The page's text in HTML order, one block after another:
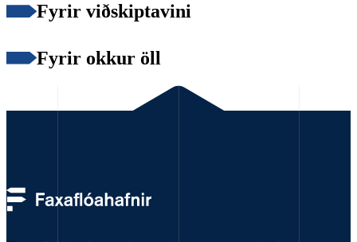
Fyrir viðskiptavini
Fyrir okkur öll